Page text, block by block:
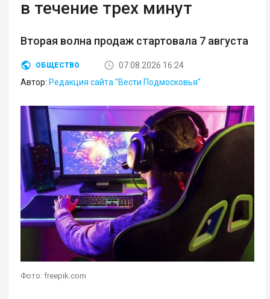
в течение трех минут
Вторая волна продаж стартовала 7 августа
ОБЩЕСТВО
07.08.2026 16:24
Автор: Редакция сайта "Вести Подмосковья"
Фото: freepik.com